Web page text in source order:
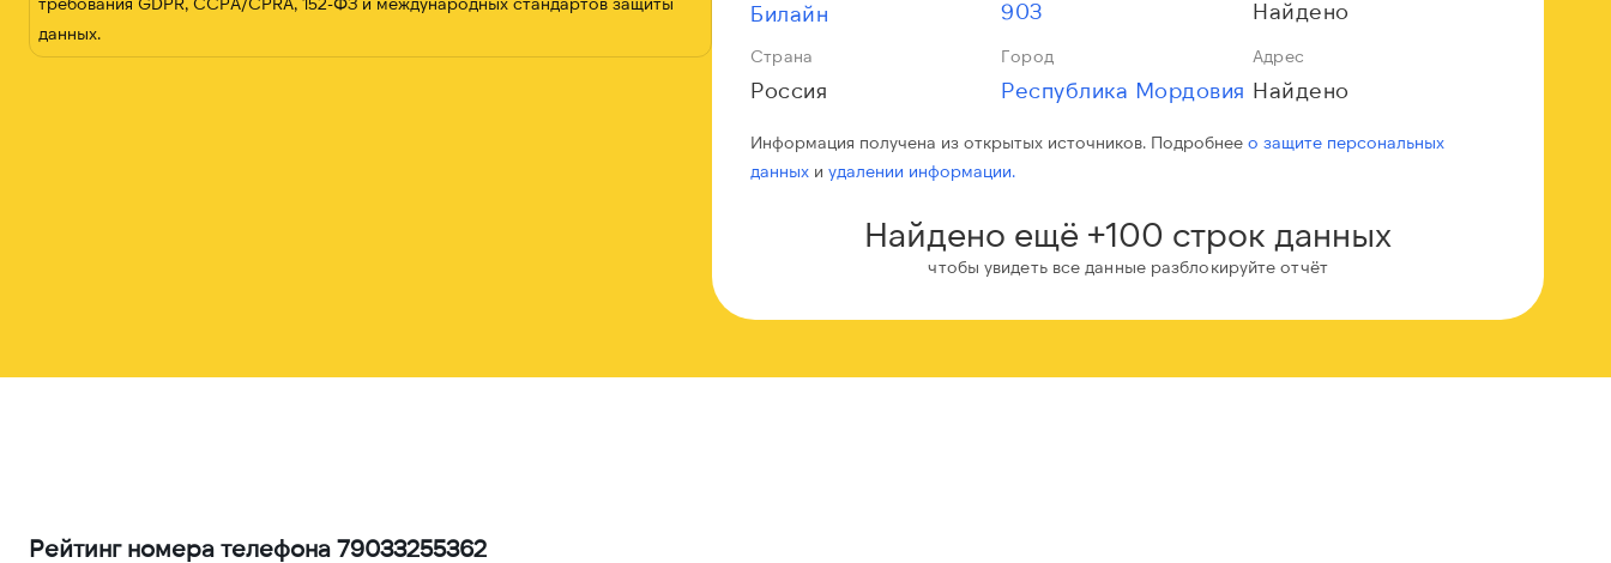
данных.
Билайн 903 Найдено
Страна
Россия
Город
Республика Мордовия
Адрес
Найдено
Информация получена из открытых источников. Подробнеео защите персональных
данных иудалении информации.
Найдено ещё +100 строк данных
чтобы увидеть все данные разблокируйте отчёт
Рейтинг номера телефона 79033255362